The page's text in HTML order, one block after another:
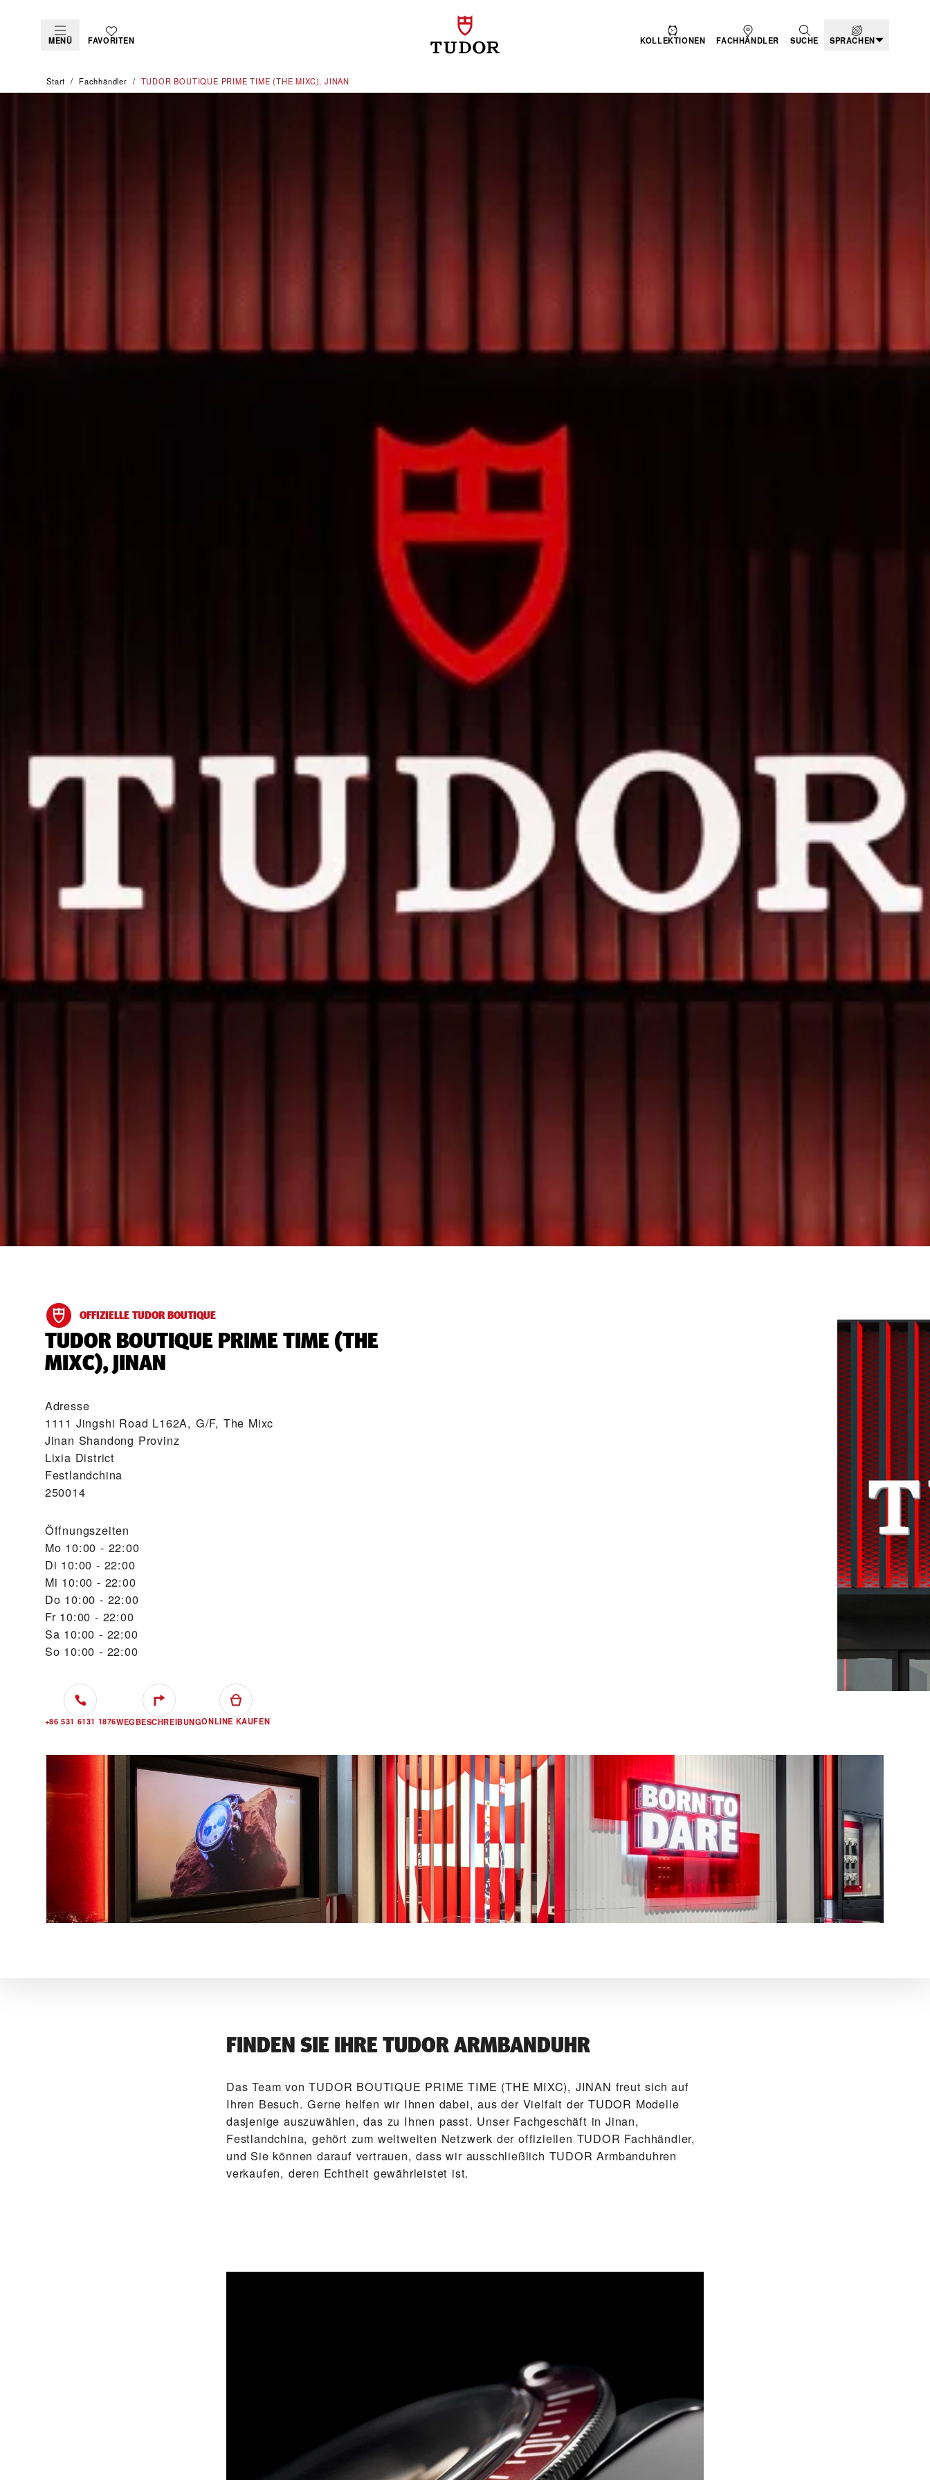
MENÜ FAVORITEN KOLLEKTIONEN FACHHÄNDLER SUCHE SPRACHEN
Start Fachhändler ‭TUDOR BOUTIQUE PRIME TIME (THE MIXC), JINAN‬
OFFIZIELLE TUDOR BOUTIQUE
‭TUDOR BOUTIQUE PRIME TIME (THE
MIXC), JINAN‬
Adresse
1111 Jingshi Road L162A, G/F, The Mixc
Jinan Shandong Provinz
Lixia District
Festlandchina
250014
Öffnungszeiten
Mo 10:00 - 22:00
Di 10:00 - 22:00
Mi 10:00 - 22:00
Do 10:00 - 22:00
Fr 10:00 - 22:00
Sa 10:00 - 22:00
So 10:00 - 22:00
+86 531 6131 1876WEGBESCHREIBUNGONLINE KAUFEN
FINDEN SIE IHRE TUDOR ARMBANDUHR
Das Team von ‭TUDOR BOUTIQUE PRIME TIME (THE MIXC), JINAN‬ freut sich auf
Ihren Besuch. Gerne helfen wir Ihnen dabei, aus der Vielfalt der TUDOR Modelle
dasjenige auszuwählen, das zu Ihnen passt. Unser Fach­geschäft in Jinan,
Festlandchina, gehört zum weltweiten Netzwerk der offiziellen TUDOR Fachhändler,
und Sie können darauf vertrauen, dass wir ausschließlich TUDOR Arm­band­uhren
verkaufen, deren Echtheit gewährleistet ist.